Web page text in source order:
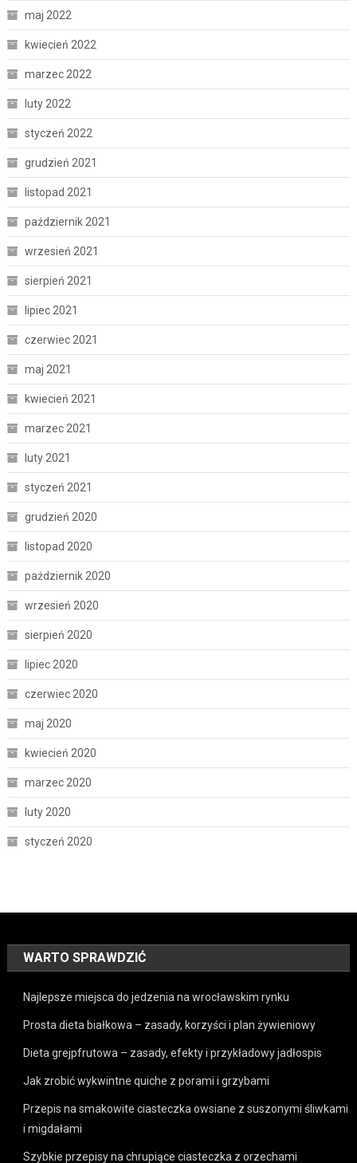
maj 2022
kwiecień 2022
marzec 2022
luty 2022
styczeń 2022
grudzień 2021
listopad 2021
październik 2021
wrzesień 2021
sierpień 2021
lipiec 2021
czerwiec 2021
maj 2021
kwiecień 2021
marzec 2021
luty 2021
styczeń 2021
grudzień 2020
listopad 2020
październik 2020
wrzesień 2020
sierpień 2020
lipiec 2020
czerwiec 2020
maj 2020
kwiecień 2020
marzec 2020
luty 2020
styczeń 2020
WARTO SPRAWDZIĆ
Najlepsze miejsca do jedzenia na wrocławskim rynku
Prosta dieta białkowa – zasady, korzyści i plan żywieniowy
Dieta grejpfrutowa – zasady, efekty i przykładowy jadłospis
Jak zrobić wykwintne quiche z porami i grzybami
Przepis na smakowite ciasteczka owsiane z suszonymi śliwkami
i migdałami
Szybkie przepisy na chrupiące ciasteczka z orzechami